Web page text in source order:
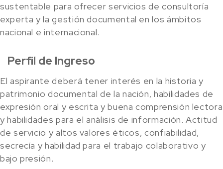
sustentable para ofrecer servicios de consultoría
experta y la gestión documental en los ámbitos
nacional e internacional.
Perfil de Ingreso
El aspirante deberá tener interés en la historia y
patrimonio documental de la nación, habilidades de
expresión oral y escrita y buena comprensión lectora
y habilidades para el análisis de información. Actitud
de servicio y altos valores éticos, confiabilidad,
secrecía y habilidad para el trabajo colaborativo y
bajo presión.